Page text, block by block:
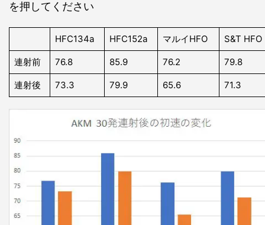
を押してください
HFC134a HFC152a マルイHFO S&T HFO
連射前 76.8 85.9 76.2 79.8
連射後 73.3 79.9 65.6 71.3